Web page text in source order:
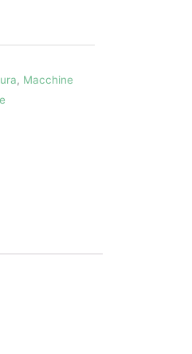
, Macchine